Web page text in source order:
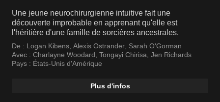
Une jeune neurochirurgienne intuitive fait une
découverte improbable en apprenant qu'elle est
l'héritière d'une famille de sorcières ancestrales.
De : Logan Kibens, Alexis Ostrander, Sarah O'Gorman
Avec : Charlayne Woodard, Tongayi Chirisa, Jen Richards
Pays : États-Unis d'Amérique
Plus d'infos